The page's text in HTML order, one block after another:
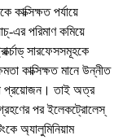
কাক্সিক্ষত পর্যায়ে
এর পরিমাণ কমিয়ে
সারফেসসমূহকে
কাক্সিক্ষত মানে উন্নীত
প্রয়োজন। তাই অত্র
পর ইলেকট্রোলেস্
অ্যালুমিনিয়াম